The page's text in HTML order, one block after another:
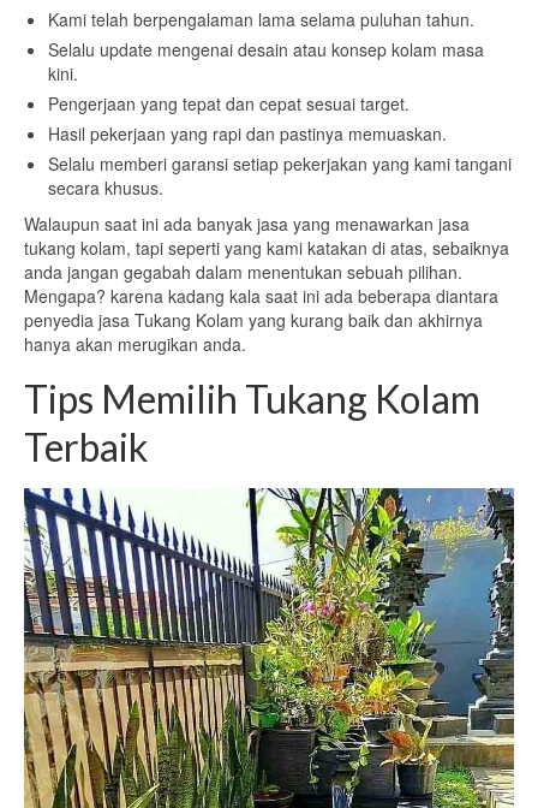
Kami telah berpengalaman lama selama puluhan tahun.
Selalu update mengenai desain atau konsep kolam masa
kini.
Pengerjaan yang tepat dan cepat sesuai target.
Hasil pekerjaan yang rapi dan pastinya memuaskan.
Selalu memberi garansi setiap pekerjakan yang kami tangani
secara khusus.
Walaupun saat ini ada banyak jasa yang menawarkan jasa
tukang kolam, tapi seperti yang kami katakan di atas, sebaiknya
anda jangan gegabah dalam menentukan sebuah pilihan.
Mengapa? karena kadang kala saat ini ada beberapa diantara
penyedia jasa Tukang Kolam yang kurang baik dan akhirnya
hanya akan merugikan anda.
Tips Memilih Tukang Kolam
Terbaik